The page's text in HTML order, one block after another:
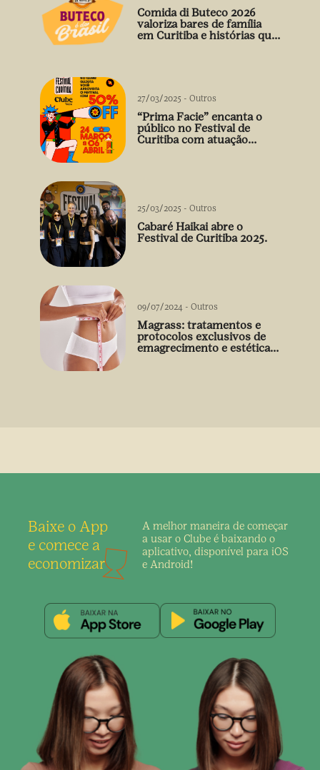
Comida di Buteco 2026
valoriza bares de família
em Curitiba e histórias que
27/03/2025 - Outros
“Prima Facie” encanta o
público no Festival de
Curitiba com atuação
25/03/2025 - Outros
Cabaré Haikai abre o
Festival de Curitiba 2025.
09/07/2024 - Outros
Magrass: tratamentos e
protocolos exclusivos de
emagrecimento e estética
Baixe o App
e comece a
economizar
A melhor maneira de começar
a usar o Clube é baixando o
aplicativo, disponível para iOS
e Android!